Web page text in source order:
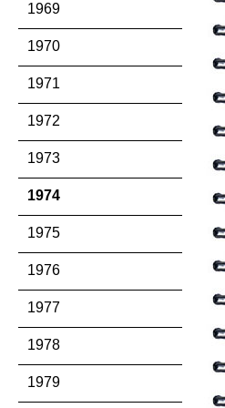
1969
1970
1971
1972
1973
1974
1975
1976
1977
1978
1979